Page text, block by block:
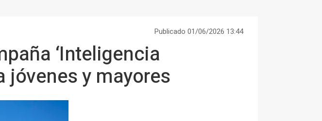
Publicado 01/06/2026 13:44
‘Inteligencia
jóvenes y mayores